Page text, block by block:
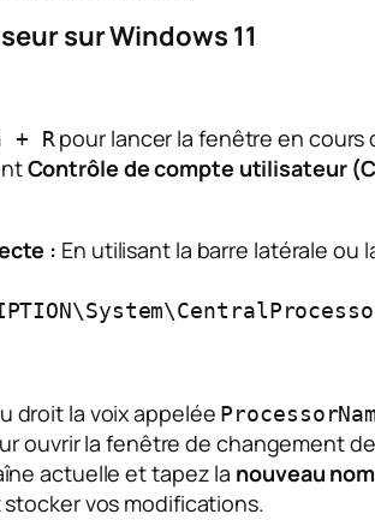
sur Windows 11
+ Rpour lancer la fenêtre en cours
Contrôle de compte utilisateur
: En utilisant la barre latérale ou
droit la voix appelée
ouvrir la fenêtre de changement
actuelle et tapez la nouveau
vos modifications.